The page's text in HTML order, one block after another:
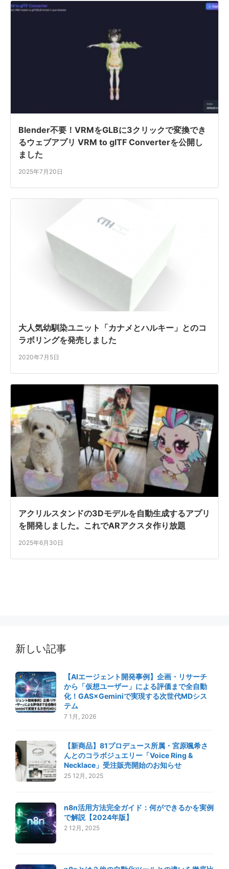
Blender不要！VRMをGLBに3クリックで変換でき
るウェブアプリ VRM to glTF Converterを公開し
ました
2025年7月20日
大人気幼馴染ユニット「カナメとハルキー」とのコ
ラボリングを発売しました
2020年7月5日
アクリルスタンドの3Dモデルを自動生成するアプリ
を開発しました。これでARアクスタ作り放題
2025年6月30日
新しい記事
【AIエージェント開発事例】企画・リサーチ
から「仮想ユーザー」による評価まで全自動
化！GAS×Geminiで実現する次世代MDシス
テム
7 1月, 2026
【新商品】81プロデュース所属・宮原颯希さ
んとのコラボジュエリー「Voice Ring &
Necklace」受注販売開始のお知らせ
25 12月, 2025
n8n活用方法完全ガイド：何ができるかを実例
で解説【2024年版】
2 12月, 2025